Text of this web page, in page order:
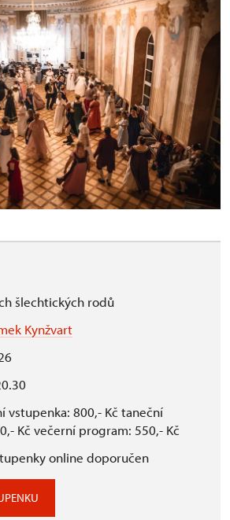
šlechtických rodů
Kynžvart
vstupenka: 800,- Kč taneční
Kč večerní program: 550,- Kč
online doporučen